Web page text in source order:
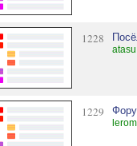
1228
1229